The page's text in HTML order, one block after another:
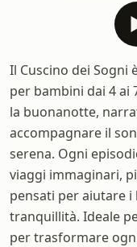
Il Cuscino dei Sogni
per bambini dai 4 ai
la buonanotte,
accompagnare il
serena. Ogni
viaggi immaginari,
pensati per aiutare
tranquillità. Ideale
per trasformare